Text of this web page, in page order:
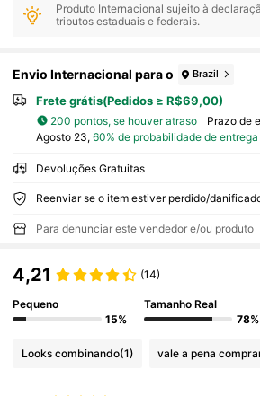
Produto Internacional sujeito à
tributos estaduais e federais.
Envio Internacional para o Brazil
Frete grátis(Pedidos ≥ R$69,00)
200 pontos, se houver atraso Prazo de
Agosto 23, 60% de probabilidade de
Devoluções Gratuitas
Para denunciar este vendedor e/ou produto
4,21 (14)
Pequeno
15%
Tamanho Real
78%
Looks combinando(1) vale a pena